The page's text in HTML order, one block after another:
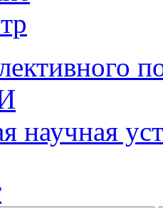
научная